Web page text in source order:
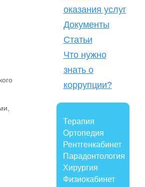
оказания услуг
Документы
Статьи
Что нужно
знать о
коррупции?
Терапия
Ортопедия
Рентгенкабинет
Парадонтология
Хирургия
Физиокабинет